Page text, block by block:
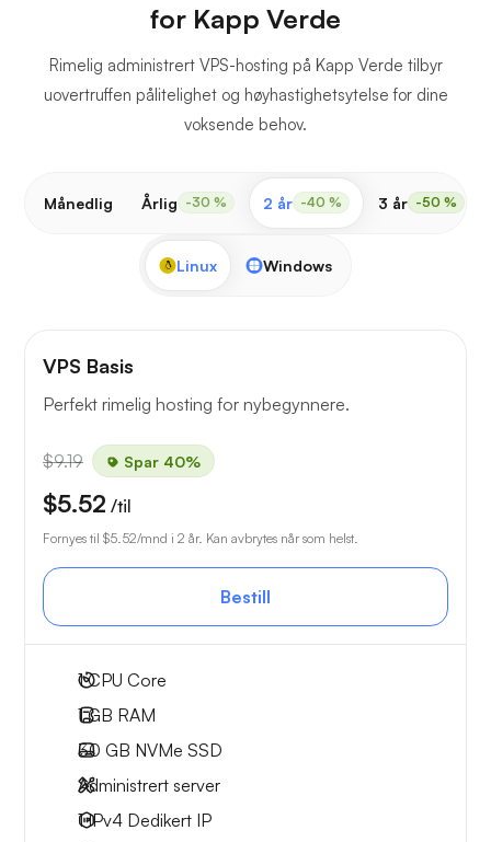
for Kapp Verde
Rimelig administrert VPS-hosting på Kapp Verde tilbyr
uovertruffen pålitelighet og høyhastighetsytelse for dine
voksende behov.
Månedlig Årlig -30 % 2 år -40 % 3 år -50 %
Linux Windows
VPS Basis
Perfekt rimelig hosting for nybegynnere.
$9.19 Spar 40%
$5.52 /til
Fornyes til $5.52/mnd i 2 år. Kan avbrytes når som helst.
Bestill
1CPU Core
1 GB RAM
30 GB NVMe SSD
Administrert server
1 IPv4 Dedikert IP